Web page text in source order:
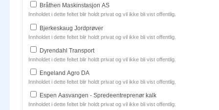
Bråthen Maskinstasjon AS
Innholdet i dette feltet blir holdt privat og vil ikke bli vist offentlig.
Bjerkeskaug Jordprøver
Innholdet i dette feltet blir holdt privat og vil ikke bli vist offentlig.
Dyrendahl Transport
Innholdet i dette feltet blir holdt privat og vil ikke bli vist offentlig.
Engeland Agro DA
Innholdet i dette feltet blir holdt privat og vil ikke bli vist offentlig.
Espen Aasvangen - Spredeentreprenør kalk
Innholdet i dette feltet blir holdt privat og vil ikke bli vist offentlig.